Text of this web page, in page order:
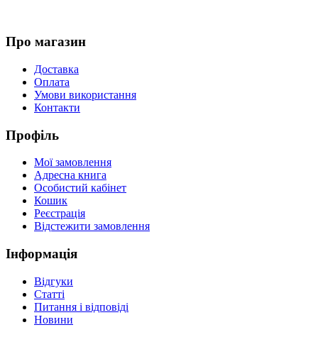
Про магазин
Доставка
Оплата
Умови використання
Контакти
Профіль
Мої замовлення
Адресна книга
Особистий кабінет
Кошик
Реєстрація
Відстежити замовлення
Інформація
Відгуки
Статті
Питання і відповіді
Новини